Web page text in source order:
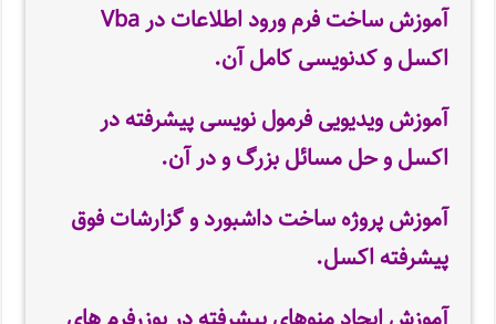
آموزش ساخت فرم ورود اطلاعات در Vba
اکسل و کدنویسی کامل آن.
آموزش ویدیویی فرمول نویسی پیشرفته در
اکسل و حل مسائل بزرگ و در آن.
آموزش پروژه ساختداشبورد و گزارشات فوق
پیشرفته اکسل.